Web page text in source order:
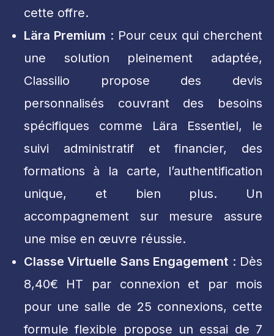
cette offre.
Lära Premium : Pour ceux qui cherchent
une solution pleinement adaptée,
Classilio propose des devis
personnalisés couvrant des besoins
spécifiques comme Lära Essentiel, le
suivi administratif et financier, des
formations à la carte, l’authentification
unique, et bien plus. Un
accompagnement sur mesure assure
une mise en œuvre réussie.
Classe Virtuelle Sans Engagement : Dès
8,40€ HT par connexion et par mois
pour une salle de 25 connexions, cette
formule flexible propose un essai de 7